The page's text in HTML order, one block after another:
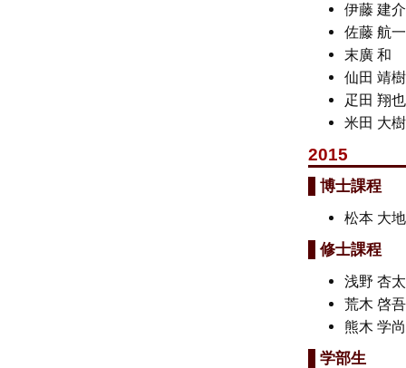
伊藤 建
佐藤 航
末廣
仙田 靖
疋田 翔
米田 大
2015
博士課程
松本 大
修士課程
浅野 杏
荒木 啓
熊木 学
学部生